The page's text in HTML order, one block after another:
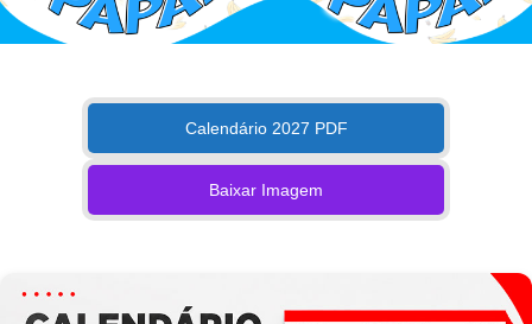
Calendário 2027 PDF
Baixar Imagem